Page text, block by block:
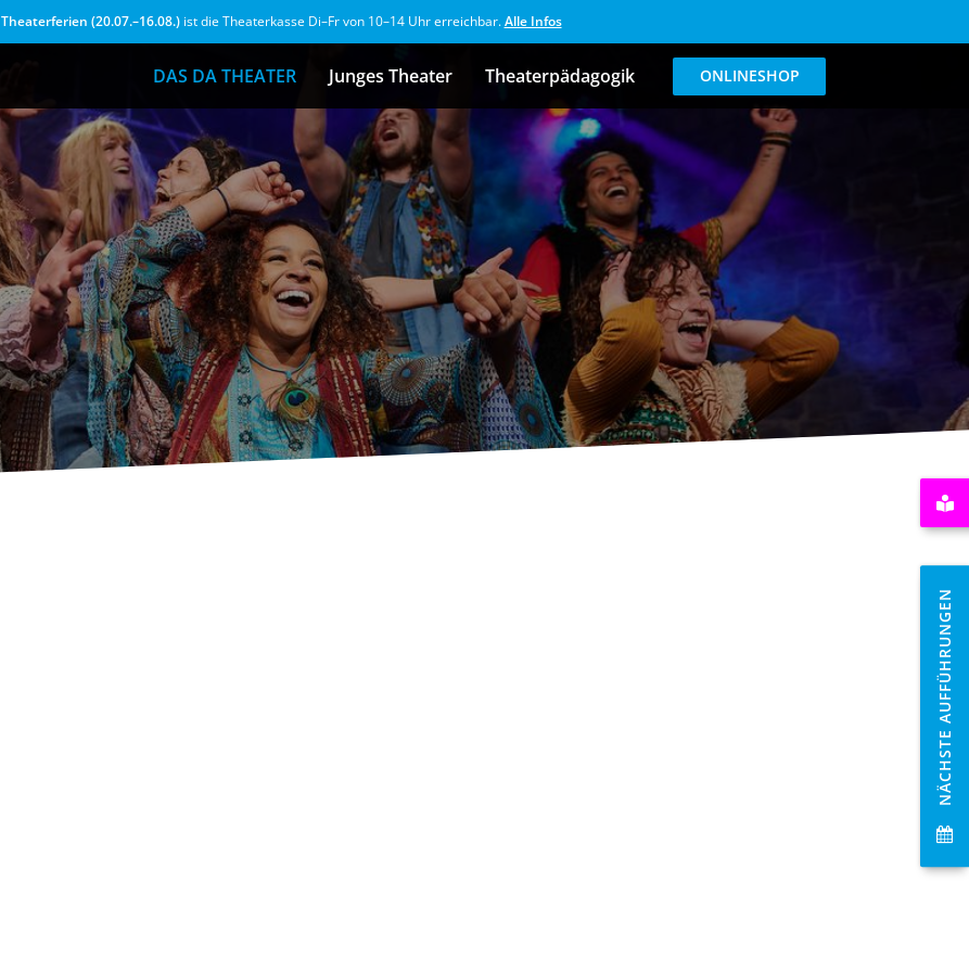
Theaterferien (20.07.–16.08.)ist die Theaterkasse Di–Fr von 10–14 Uhr erreichbar.Alle Infos
DAS DA THEATER Junges Theater Theaterpädagogik ONLINESHOP
NÄCHSTE AUFFÜHRUNGEN